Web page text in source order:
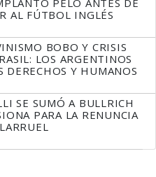
AL FÚTBOL INGLÉS
BOBO Y CRISIS
LOS ARGENTINOS
DERECHOS Y HUMANOS
SE SUMÓ A BULLRICH
PARA LA RENUNCIA